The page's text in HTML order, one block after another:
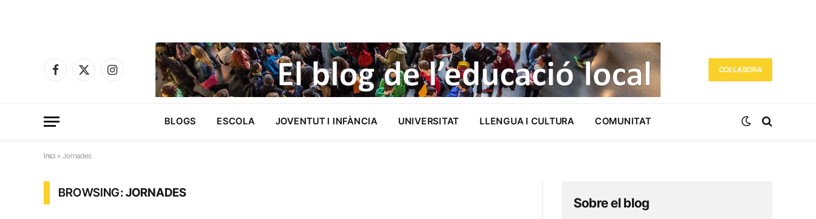
Facebook
X
Instagram
COL·LABORA
BLOGS ESCOLA JOVENTUT I INFÀNCIA UNIVERSITAT LLENGUA I CULTURA COMUNITAT
Inici » Jornades
BROWSING:JORNADES
Sobre el blog